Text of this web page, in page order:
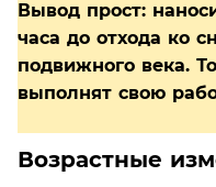
Вывод прост:
часа до отхода ко
подвижного века.
выполнят свою
Возрастные